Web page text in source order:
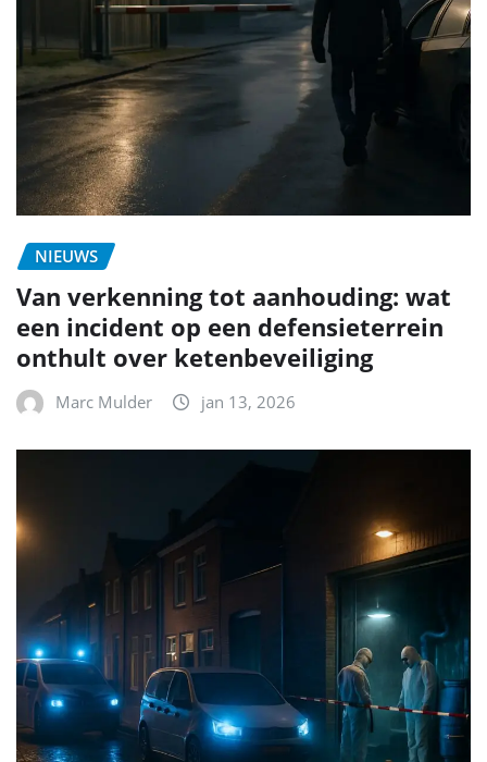
NIEUWS
Van verkenning tot aanhouding: wat
een incident op een defensieterrein
onthult over ketenbeveiliging
Marc Mulder jan 13, 2026